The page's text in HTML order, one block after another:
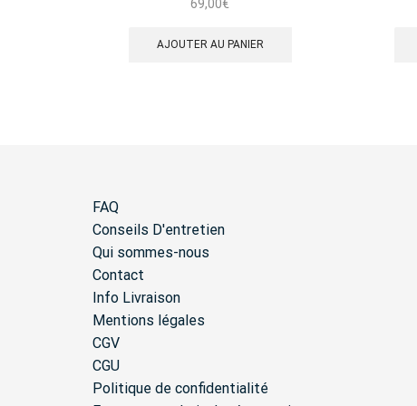
69,00€
AJOUTER AU PANIER
FAQ
Conseils D'entretien
Qui sommes-nous
Contact
Info Livraison
Mentions légales
CGV
CGU
Politique de confidentialité